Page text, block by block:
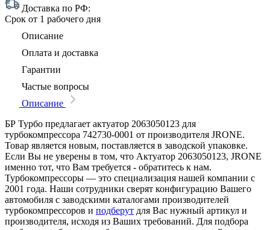
Доставка по РФ:
Срок от 1 рабочего дня
Описание
Оплата и доставка
Гарантии
Частые вопросы
Описание
БР Турбо предлагает актуатор 2063050123 для
турбокомпрессора 742730-0001 от производителя JRONE.
Товар является новым, поставляется в заводской упаковке.
Если Вы не уверены в том, что Актуатор 2063050123, JRONE
именно тот, что Вам требуется - обратитесь к нам.
Турбокомпрессоры — это специализация нашей компании с
2001 года. Наши сотрудники сверят конфигурацию Вашего
автомобиля с заводскими каталогами производителей
турбокомпрессоров и подберут для Вас нужный артикул и
производителя, исходя из Ваших требований. Для подбора